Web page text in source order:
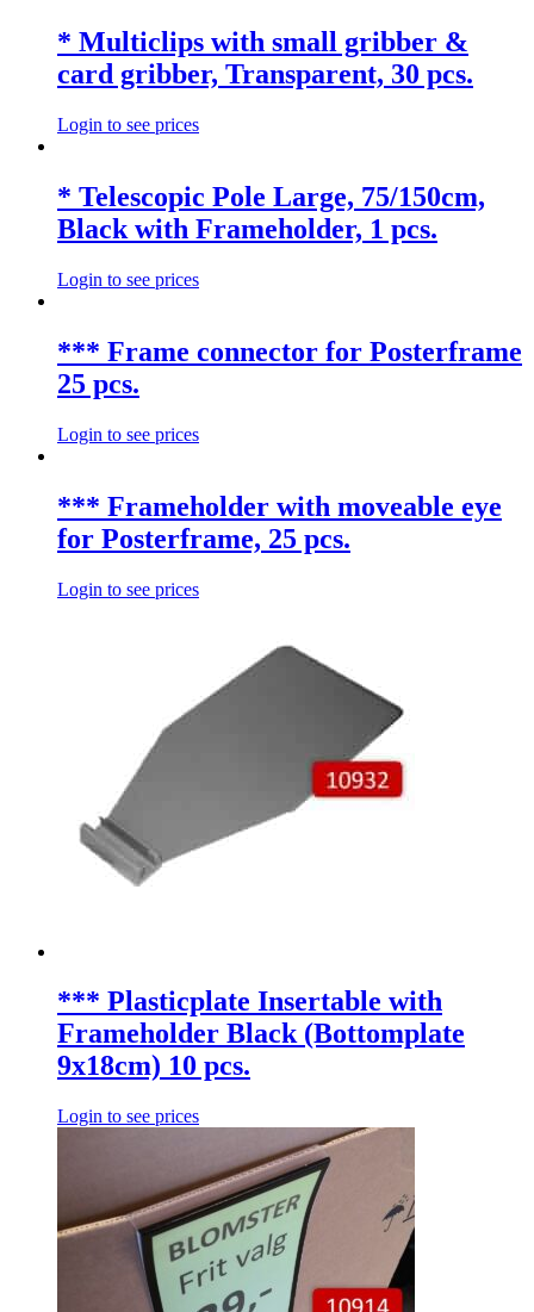
* Multiclips with small gribber &
card gribber, Transparent, 30 pcs.
Login to see prices
* Telescopic Pole Large, 75/150cm,
Black with Frameholder, 1 pcs.
Login to see prices
*** Frame connector for Posterframe
25 pcs.
Login to see prices
*** Frameholder with moveable eye
for Posterframe, 25 pcs.
Login to see prices
*** Plasticplate Insertable with
Frameholder Black (Bottomplate
9x18cm) 10 pcs.
Login to see prices